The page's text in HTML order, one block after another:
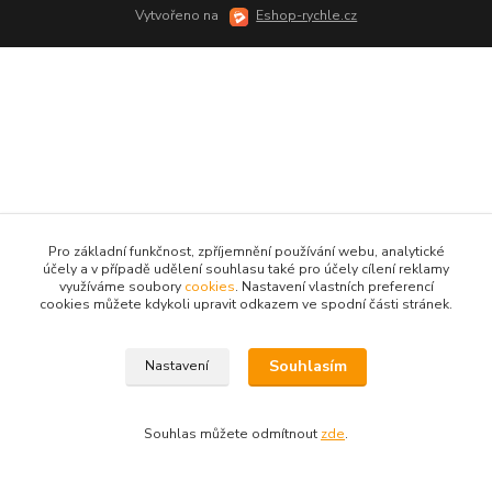
Vytvořeno na Eshop-rychle.cz
Pro základní funkčnost, zpříjemnění používání webu, analytické
účely a v případě udělení souhlasu také pro účely cílení reklamy
využíváme soubory cookies. Nastavení vlastních preferencí
cookies můžete kdykoli upravit odkazem ve spodní části stránek.
Nastavení Souhlasím
Souhlas můžete odmítnout zde.